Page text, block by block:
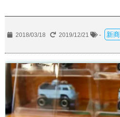
2018/03/18 2019/12/21 - 新